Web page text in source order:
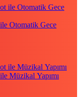
Otomatik Gece
Müzikal Yapımı